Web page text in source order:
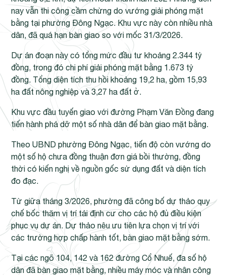
nay vẫn thi công cầm chừng do vướng giải phóng mặt
bằng tại phường Đông Ngạc. Khu vực này còn nhiều nhà
dân, đã quá hạn bàn giao so với mốc 31/3/2026.
Dự án đoạn này có tổng mức đầu tư khoảng 2.344 tỷ
đồng, trong đó chi phí giải phóng mặt bằng 1.673 tỷ
đồng. Tổng diện tích thu hồi khoảng 19,2 ha, gồm 15,93
ha đất nông nghiệp và 3,27 ha đất ở.
Khu vực đầu tuyến giao với đường Phạm Văn Đồng đang
tiến hành phá dỡ một số nhà dân để bàn giao mặt bằng.
Theo UBND phường Đông Ngạc, tiến độ còn vướng do
một số hộ chưa đồng thuận đơn giá bồi thường, đồng
thời có kiến nghị về nguồn gốc sử dụng đất và diện tích
đo đạc.
Từ giữa tháng 3/2026, phường đã công bố dự thảo quy
chế bốc thăm vị trí tái định cư cho các hộ đủ điều kiện
phục vụ dự án. Dự thảo nêu ưu tiên lựa chọn vị trí với
các trường hợp chấp hành tốt, bàn giao mặt bằng sớm.
Tại các ngõ 104, 142 và 162 đường Cổ Nhuế, đa số hộ
dân đã bàn giao mặt bằng, nhiều máy móc và nhân công